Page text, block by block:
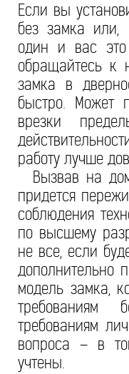
Если вы
без замка или,
один и вас это
обращайтесь к
замка в
быстро. Может
врезки
работу лучше
Вызвав на
придется
соблюдения
по высшему
не все, если
дополнительно
модель замка,
требованиям
требованиям
вопроса – в
учтены.